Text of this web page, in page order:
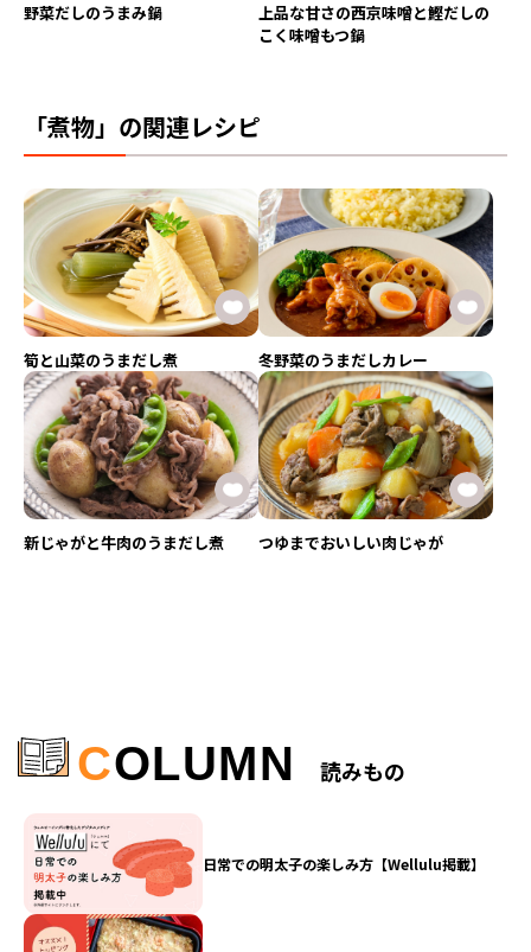
野菜だしのうまみ鍋
上品な甘さの西京味噌と鰹だしの
こく味噌もつ鍋
「煮物」の関連レシピ
筍と山菜のうまだし煮 冬野菜のうまだしカレー
新じゃがと牛肉のうまだし煮 つゆまでおいしい肉じゃが
COLUMN 読みもの
日常での明太子の楽しみ方【Wellulu掲載】